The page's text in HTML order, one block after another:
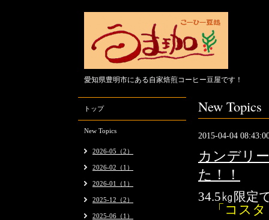
愛知県豊明市にある自家焙煎コーヒー豆屋です！
New Topics
2015-04-04
カンデリ
た！！
34.5㎏限定
「コス
トップ
New Topics
2026-05（2）
2026-02（1）
2026-01（1）
2025-12（2）
2025-06（1）